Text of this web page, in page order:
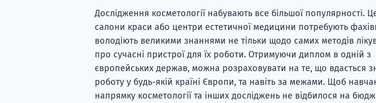
Дослідження косметології набувають все більшої популярності.
салони краси або центри естетичної медицини потребують
володіють великими знаннями не тільки щодо самих методів
про сучасні пристрої для їх роботи. Отримуючи диплом в одній з
європейських держав, можна розраховувати на те, що вдасться
роботу у будь-якій країні Європи, та навіть за межами. Щоб
напрямку косметології та інших досліджень не відбилося на